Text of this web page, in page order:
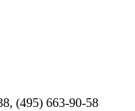
(495) 663-90-58